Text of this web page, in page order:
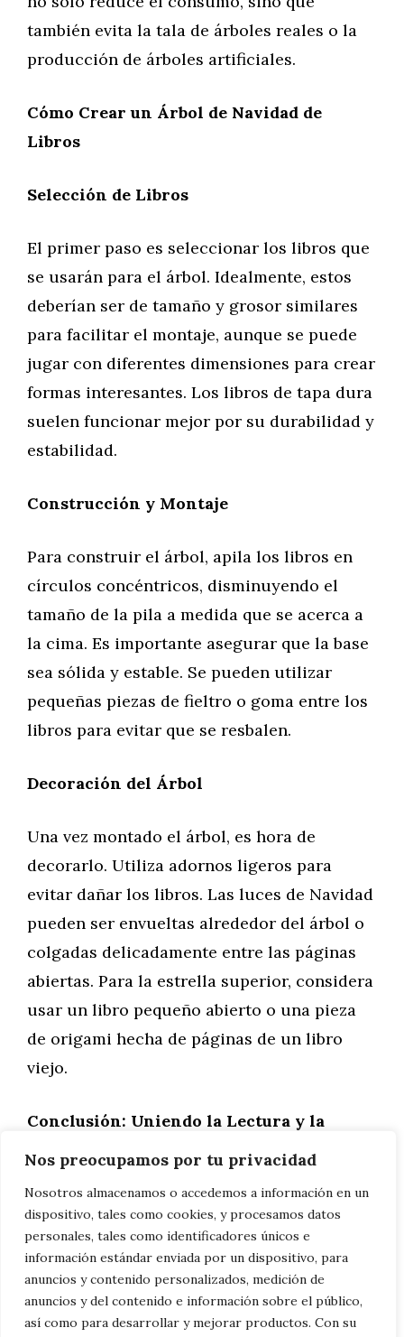
Nos preocupamos por tu privacidad
Nosotros almacenamos o accedemos a información en un
dispositivo, tales como cookies, y procesamos datos
personales, tales como identificadores únicos e
información estándar enviada por un dispositivo, para
anuncios y contenido personalizados, medición de
anuncios y del contenido e información sobre el público,
así como para desarrollar y mejorar productos. Con su
también evita la tala de árboles reales o la
producción de árboles artificiales.
Cómo Crear un Árbol de Navidad de
Libros
Selección de Libros
El primer paso es seleccionar los libros que
se usarán para el árbol. Idealmente, estos
deberían ser de tamaño y grosor similares
para facilitar el montaje, aunque se puede
jugar con diferentes dimensiones para crear
formas interesantes. Los libros de tapa dura
suelen funcionar mejor por su durabilidad y
estabilidad.
Construcción y Montaje
Para construir el árbol, apila los libros en
círculos concéntricos, disminuyendo el
tamaño de la pila a medida que se acerca a
la cima. Es importante asegurar que la base
sea sólida y estable. Se pueden utilizar
pequeñas piezas de fieltro o goma entre los
libros para evitar que se resbalen.
Decoración del Árbol
Una vez montado el árbol, es hora de
decorarlo. Utiliza adornos ligeros para
evitar dañar los libros. Las luces de Navidad
pueden ser envueltas alrededor del árbol o
colgadas delicadamente entre las páginas
abiertas. Para la estrella superior, considera
usar un libro pequeño abierto o una pieza
de origami hecha de páginas de un libro
viejo.
Conclusión: Uniendo la Lectura y la
Navidad
Los árboles de Navidad hechos con libros
son más que una simple decoración; son
una declaración de amor por la literatura y
un reflejo de la creatividad y los intereses
del creador. Este año, dale un giro literario